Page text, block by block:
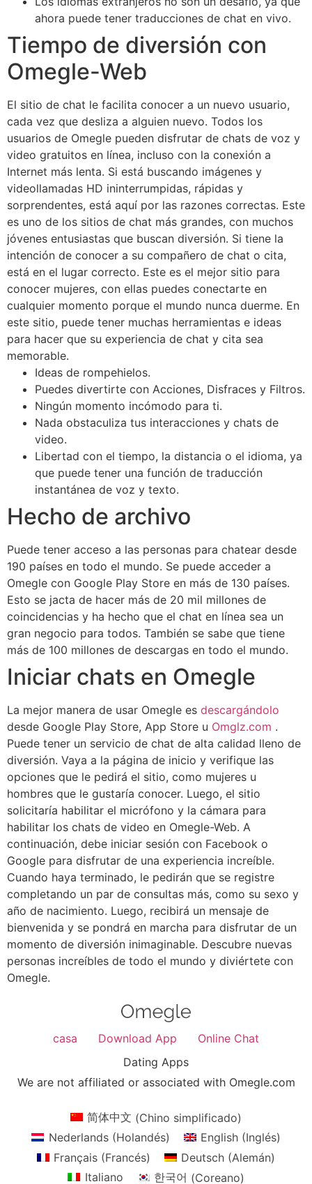
ahora puede tener traducciones de chat en vivo.
Tiempo de diversión con
Omegle-Web
El sitio de chat le facilita conocer a un nuevo usuario,
cada vez que desliza a alguien nuevo. Todos los
usuarios de Omegle pueden disfrutar de chats de voz y
video gratuitos en línea, incluso con la conexión a
Internet más lenta. Si está buscando imágenes y
videollamadas HD ininterrumpidas, rápidas y
sorprendentes, está aquí por las razones correctas. Este
es uno de los sitios de chat más grandes, con muchos
jóvenes entusiastas que buscan diversión. Si tiene la
intención de conocer a su compañero de chat o cita,
está en el lugar correcto. Este es el mejor sitio para
conocer mujeres, con ellas puedes conectarte en
cualquier momento porque el mundo nunca duerme. En
este sitio, puede tener muchas herramientas e ideas
para hacer que su experiencia de chat y cita sea
memorable.
Ideas de rompehielos.
Puedes divertirte con Acciones, Disfraces y Filtros.
Ningún momento incómodo para ti.
Nada obstaculiza tus interacciones y chats de
video.
Libertad con el tiempo, la distancia o el idioma, ya
que puede tener una función de traducción
instantánea de voz y texto.
Hecho de archivo
Puede tener acceso a las personas para chatear desde
190 países en todo el mundo. Se puede acceder a
Omegle con Google Play Store en más de 130 países.
Esto se jacta de hacer más de 20 mil millones de
coincidencias y ha hecho que el chat en línea sea un
gran negocio para todos. También se sabe que tiene
más de 100 millones de descargas en todo el mundo.
Iniciar chats en Omegle
La mejor manera de usar Omegle es descargándolo
desde Google Play Store, App Store u Omglz.com .
Puede tener un servicio de chat de alta calidad lleno de
diversión. Vaya a la página de inicio y verifique las
opciones que le pedirá el sitio, como mujeres u
hombres que le gustaría conocer. Luego, el sitio
solicitaría habilitar el micrófono y la cámara para
habilitar los chats de video en Omegle-Web. A
continuación, debe iniciar sesión con Facebook o
Google para disfrutar de una experiencia increíble.
Cuando haya terminado, le pedirán que se registre
completando un par de consultas más, como su sexo y
año de nacimiento. Luego, recibirá un mensaje de
bienvenida y se pondrá en marcha para disfrutar de un
momento de diversión inimaginable. Descubre nuevas
personas increíbles de todo el mundo y diviértete con
Omegle.
casa Download App
Online Chat
Dating Apps
We are not affiliated or associated with Omegle.com
简体中文 (Chino simplificado)
Nederlands(Holandés) English(Inglés)
Français (Francés) Deutsch (Alemán)
Italiano
한국어 (Coreano)